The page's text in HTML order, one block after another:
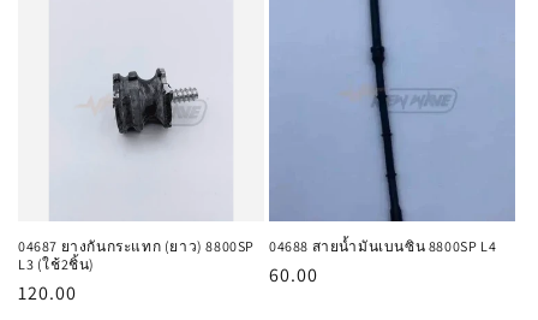
04687 ยางกันกระแทก (ยาว) 8800SP
L3 (ใช้2ชิ้น)
ราคา
120.00
04688 สายน้ำมันเบนซิน 8800SP L4
ราคา
60.00